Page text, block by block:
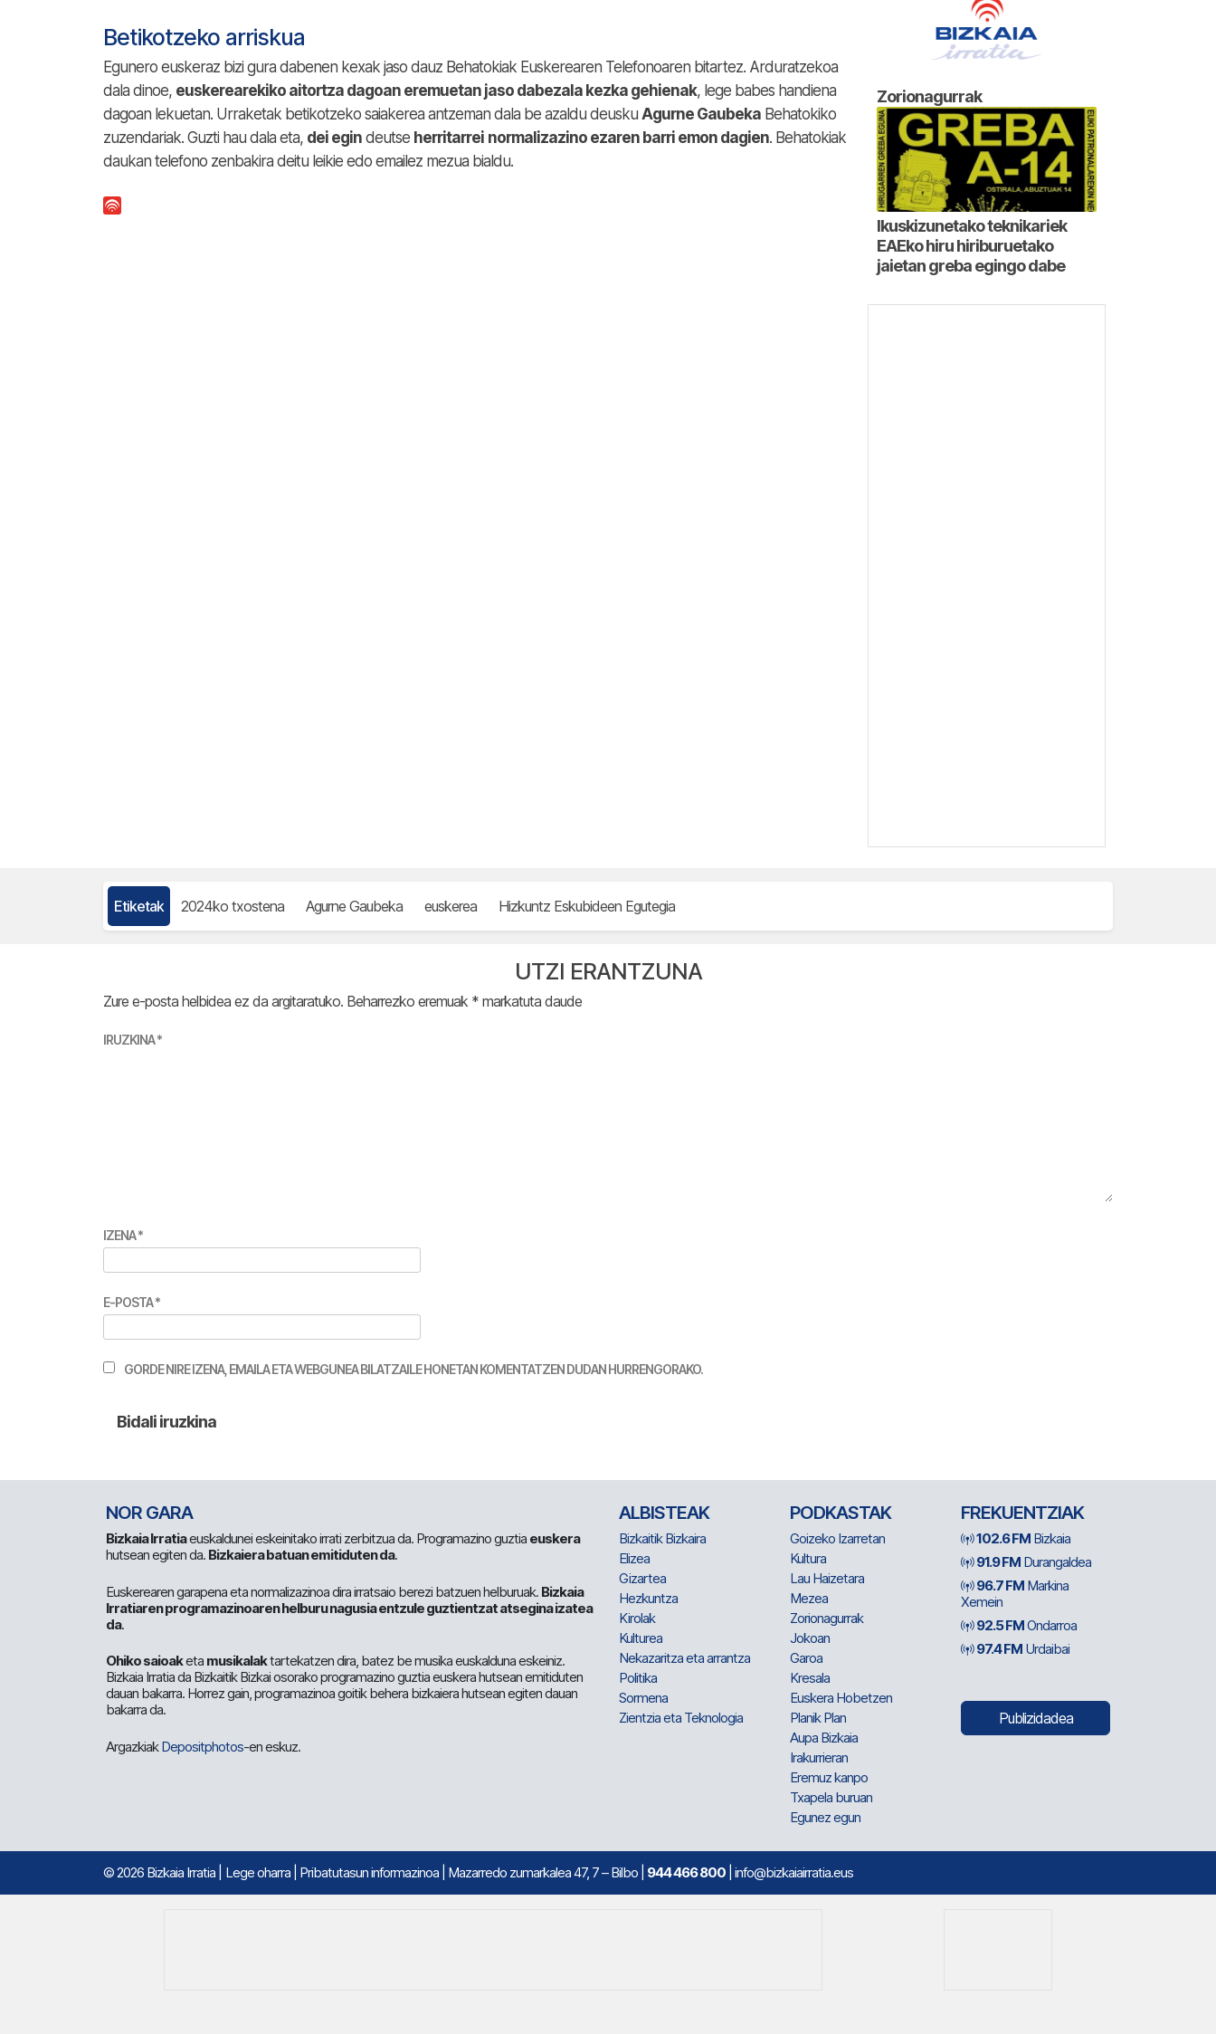
Betikotzeko arriskua
Egunero euskeraz bizi gura dabenen kexak jaso dauz Behatokiak Euskerearen Telefonoaren bitartez. Arduratzekoa
dala dinoe, euskerearekiko aitortza dagoan eremuetan jaso dabezala kezka gehienak, lege babes handiena
dagoan lekuetan. Urraketak betikotzeko saiakerea antzeman dala be azaldu deusku Agurne Gaubeka Behatokiko
zuzendariak. Guzti hau dala eta, dei egin deutse herritarrei normalizazino ezaren barri emon dagien. Behatokiak
daukan telefono zenbakira deitu leikie edo emailez mezua bialdu.
Zorionagurrak
Ikuskizunetako teknikariek
EAEko hiru hiriburuetako
jaietan greba egingo dabe
Etiketak 2024ko txostena Agurne Gaubeka euskerea Hizkuntz Eskubideen Egutegia
UTZI ERANTZUNA
Zure e-posta helbidea ez da argitaratuko. Beharrezko eremuak * markatuta daude
IRUZKINA*
IZENA*
E-POSTA*
GORDE NIRE IZENA, EMAILA ETA WEBGUNEA BILATZAILE HONETAN KOMENTATZEN DUDAN HURRENGORAKO.
NOR GARA
Bizkaia Irratiaeuskaldunei eskeinitako irrati zerbitzua da. Programazino guztia euskera
hutsean egiten da. Bizkaiera batuan emitiduten da.
Euskerearen garapena eta normalizazinoa dira irratsaio berezi batzuen helburuak. Bizkaia
Irratiaren programazinoaren helburu nagusia entzule guztientzat atsegina izatea
da.
Ohiko saioaketa musikalaktartekatzen dira, batez be musika euskalduna eskeiniz.
Bizkaia Irratia da Bizkaitik Bizkai osorako programazino guztia euskera hutsean emitiduten
dauan bakarra. Horrez gain, programazinoa goitik behera bizkaiera hutsean egiten dauan
bakarra da.
ArgazkiakDepositphotos-en eskuz.
ALBISTEAK
Bizkaitik Bizkaira
Elizea
Gizartea
Hezkuntza
Kirolak
Kulturea
Nekazaritza eta arrantza
Politika
Sormena
Zientzia eta Teknologia
PODKASTAK
Goizeko Izarretan
Kultura
Lau Haizetara
Mezea
Zorionagurrak
Jokoan
Garoa
Kresala
Euskera Hobetzen
Planik Plan
Aupa Bizkaia
Irakurrieran
Eremuz kanpo
Txapela buruan
Egunez egun
FREKUENTZIAK
102.6 FM Bizkaia
91.9 FM Durangaldea
96.7 FM Markina
Xemein
92.5 FMOndarroa
97.4 FM Urdaibai
Publizidadea
© 2026 Bizkaia Irratia Lege oharra Pribatutasun informazinoa | Mazarredo zumarkalea 47, 7 – Bilbo | 944 466 800 | info@bizkaiairratia.eus